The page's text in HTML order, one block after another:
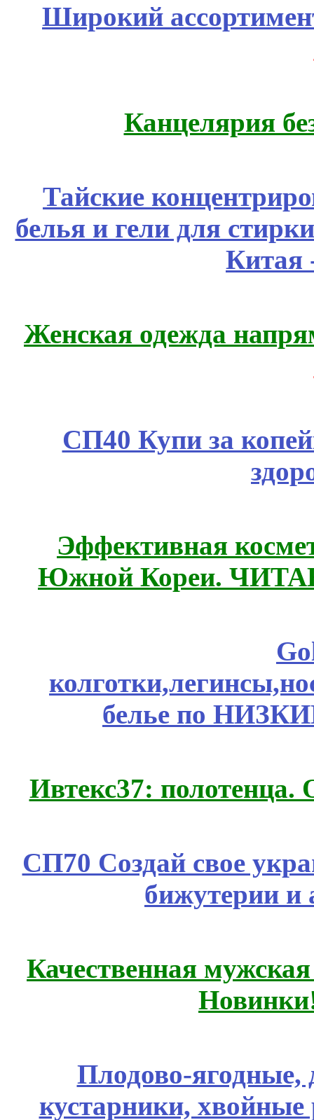
Широкий
Канцелярия
Тайские
белья и гели для
Китая
Женская одежда
СП40 Купи за
Эффективная
Южной Кореи.
белье по
Ивтекс37:
СП70 Создай свое
бижутерии и
Качественная
Плодово-ягодные,
кустарники,